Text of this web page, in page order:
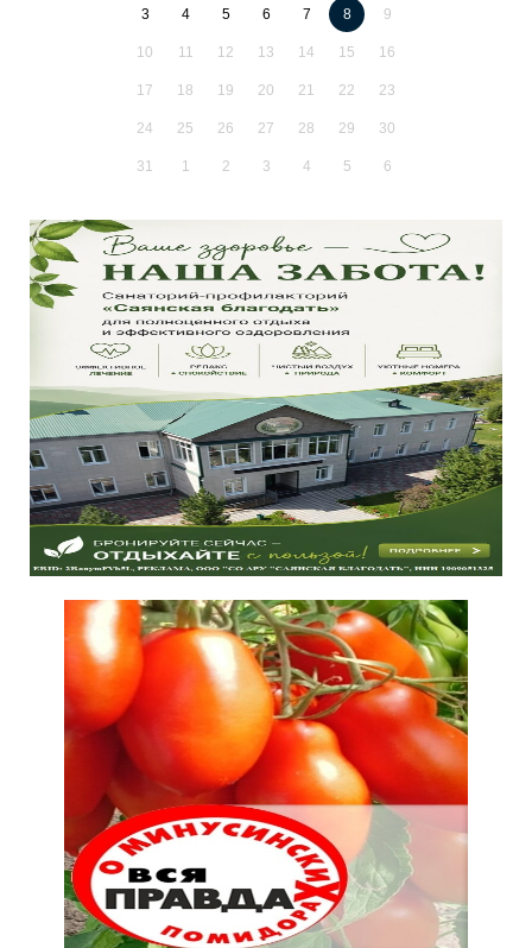
3 4 5 6 7 8 9
10 11 12 13 14 15 16
17 18 19 20 21 22 23
24 25 26 27 28 29 30
31 1 2 3 4 5 6